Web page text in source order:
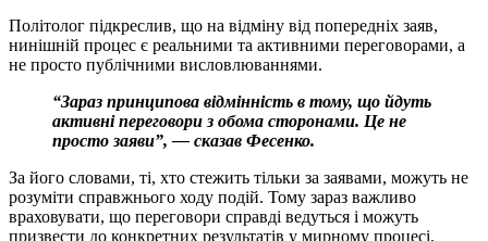
Політолог підкреслив, що на відміну від попередніх заяв,
нинішній процес є реальними та активними переговорами, а
не просто публічними висловлюваннями.
“Зараз принципова відмінність в тому, що йдуть
активні переговори з обома сторонами. Це не
просто заяви”, — сказав Фесенко.
За його словами, ті, хто стежить тільки за заявами, можуть не
розуміти справжнього ходу подій. Тому зараз важливо
враховувати, що переговори справді ведуться і можуть
призвести до конкретних результатів у мирному процесі.